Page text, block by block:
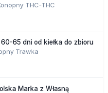
THC-THC
65 dni od kiełka do zbioru
Trawka
Marka z Własną